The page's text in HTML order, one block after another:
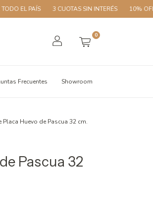
3 CUOTAS SIN INTERÉS 10% OFF CON
0
Frecuentes Showroom
Placa Huevo de Pascua 32 cm.
Pascua 32